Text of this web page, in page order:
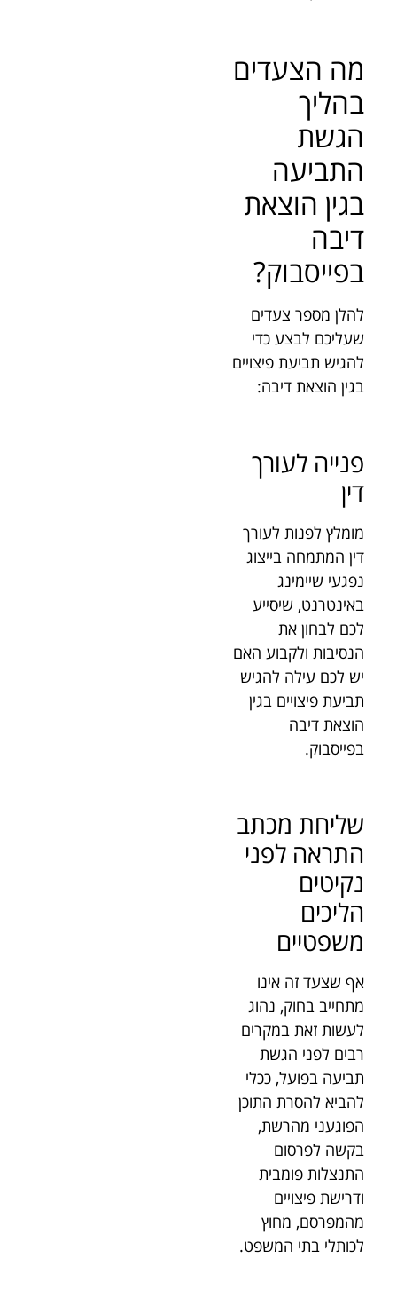
מה הצעדים
בהליך
הגשת
התביעה
בגין הוצאת
דיבה
בפייסבוק?
להלן מספר צעדים
שעליכם לבצע כדי
להגיש תביעת פיצויים
בגין הוצאת דיבה:
פנייה לעורך
דין
מומלץ לפנות לעורך
דין המתמחה בייצוג
נפגעי שיימינג
באינטרנט, שיסייע
לכם לבחון את
הנסיבות ולקבוע האם
יש לכם עילה להגיש
תביעת פיצויים בגין
הוצאת דיבה
בפייסבוק.
שליחת מכתב
התראה לפני
נקיטים
הליכים
משפטיים
אף שצעד זה אינו
מתחייב בחוק, נהוג
לעשות זאת במקרים
רבים לפני הגשת
תביעה בפועל, ככלי
להביא להסרת התוכן
הפוגעני מהרשת,
בקשה לפרסום
התנצלות פומבית
ודרישת פיצויים
מהמפרסם, מחוץ
לכותלי בתי המשפט.